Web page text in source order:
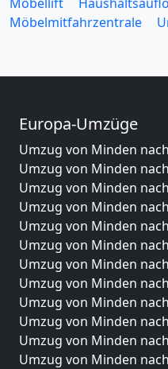
Möbelmitfahrzentrale
Europa-Umzüge
Umzug von Minden
Umzug von Minden
Umzug von Minden
Umzug von Minden
Umzug von Minden
Umzug von Minden
Umzug von Minden
Umzug von Minden
Umzug von Minden
Umzug von Minden
Umzug von Minden
Umzug von Minden